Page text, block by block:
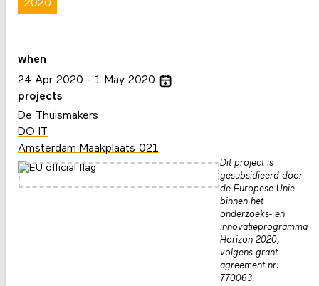
2020
when
24 Apr 2020 1 May 2020
projects
De Thuismakers
DO IT
Amsterdam Maakplaats 021
Dit project is
gesubsidieerd door
de Europese Unie
binnen het
onderzoeks- en
innovatieprogramma
Horizon 2020,
volgens grant
agreement nr:
770063.